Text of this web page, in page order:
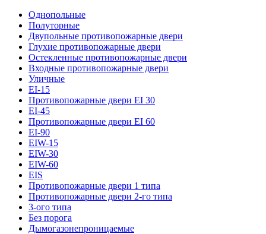
Однопольные
Полуторные
Двупольные противопожарные двери
Глухие противопожарные двери
Остекленные противопожарные двери
Входные противопожарные двери
Уличные
EI-15
Противопожарные двери EI 30
EI-45
Противопожарные двери EI 60
EI-90
EIW-15
EIW-30
EIW-60
EIS
Противопожарные двери 1 типа
Противопожарные двери 2-го типа
3-ого типа
Без порога
Дымогазонепроницаемые